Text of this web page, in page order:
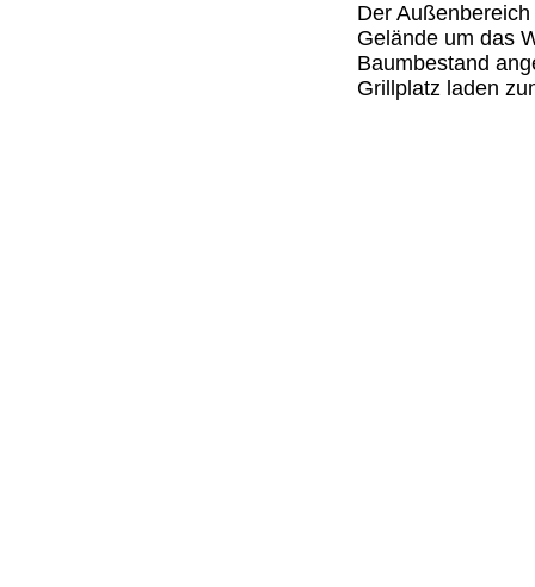
Der
Gelände um das
Baumbestand
Grillplatz laden